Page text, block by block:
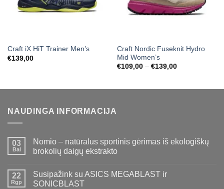
Craft iX HiT Trainer Men’s
€139,00
Craft Nordic Fuseknit Hydro
Mid Women’s
€109,00 – €139,00Price
NAUDINGA INFORMACIJA
03
Bal
Nomio – natūralus sportinis gėrimas iš ekologiškų
brokolių daigų ekstrakto
22
Rgp
Susipažink su ASICS MEGABLAST ir
SONICBLAST